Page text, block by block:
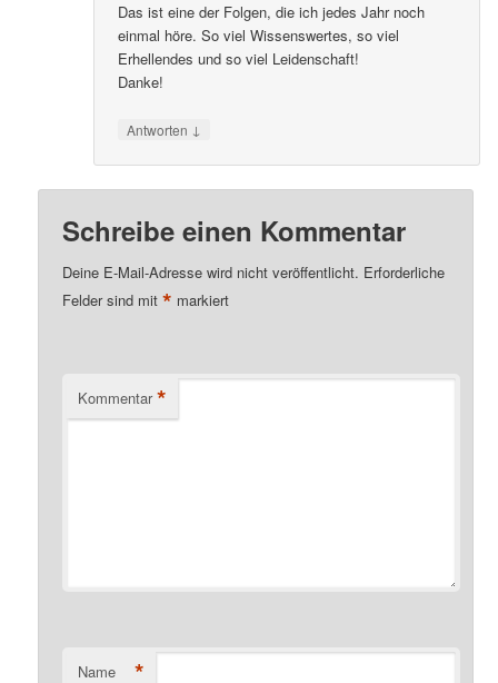
Das ist eine der Folgen, die ich jedes Jahr noch
einmal höre. So viel Wissenswertes, so viel
Erhellendes und so viel Leidenschaft!
Danke!
Antworten ↓
Schreibe einen Kommentar
Deine E-Mail-Adresse wird nicht veröffentlicht. Erforderliche
Felder sind mit* markiert
Kommentar *
Name *